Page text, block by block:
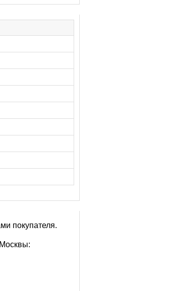
покупателя.